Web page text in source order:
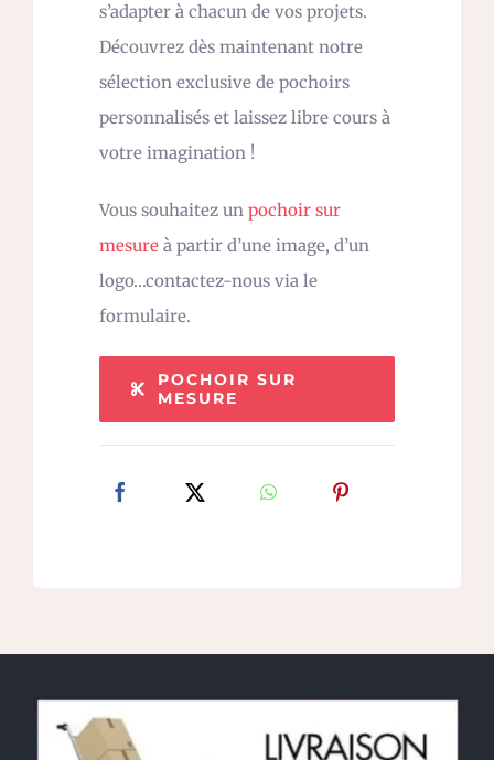
s’adapter à chacun de vos projets.
Découvrez dès maintenant notre
sélection exclusive de pochoirs
personnalisés et laissez libre cours à
votre imagination !
Vous souhaitez un pochoir sur
mesure à partir d’une image, d’un
logo…contactez-nous via le
formulaire.
POCHOIR SUR
MESURE